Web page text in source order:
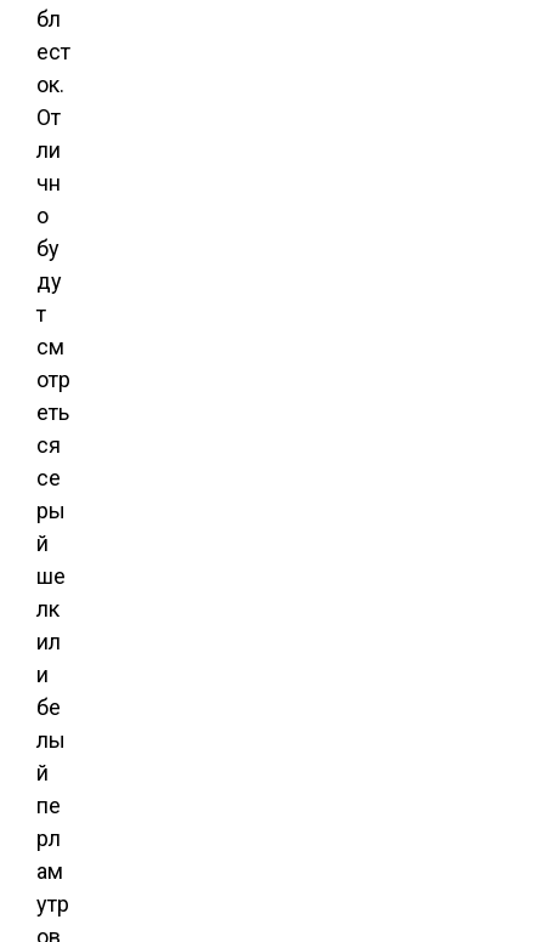
бл
ест
ок.
От
ли
чн
о
бу
ду
т
см
отр
еть
ся
се
ры
й
ше
лк
ил
и
бе
лы
й
пе
рл
ам
утр
ов